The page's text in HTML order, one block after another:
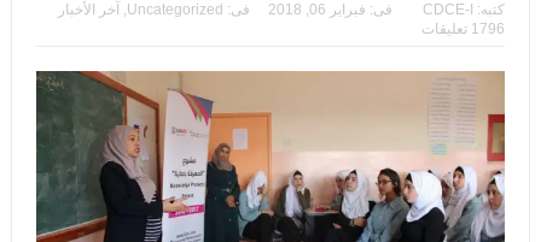
كتبه: CDCE-I فى: فبراير 06, 2018 فى: Uncategorized
, آخر الأخبار
1796 تعليقات